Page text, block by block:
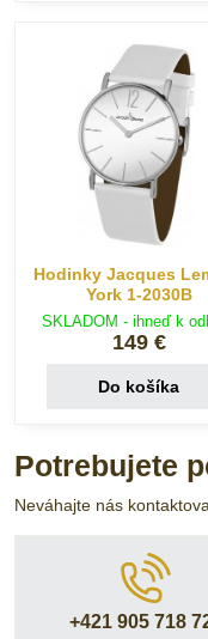
Hodinky Jacques
York 1-2030B
SKLADOM - ihneď k
149 €
Do košíka
Potrebujete
Neváhajte nás
+421 905 718